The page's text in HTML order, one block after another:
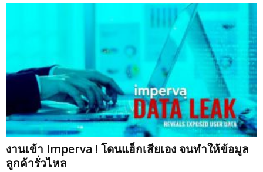
งานเข้า Imperva ! โดนแฮ็กเสียเอง จนทำให้ข้อมูล
ลูกค้ารั่วไหล